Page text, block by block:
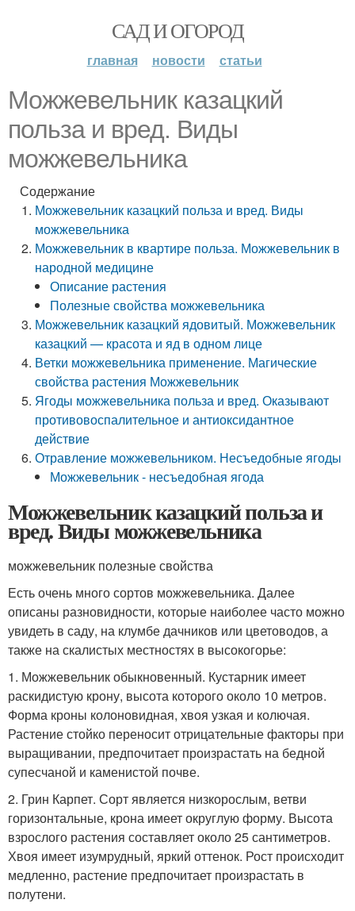
САД И ОГОРОД
главная новости статьи
Можжевельник казацкий
польза и вред. Виды
можжевельника
Содержание
Можжевельник казацкий польза и вред. Виды
можжевельника
Можжевельник в квартире польза. Можжевельник в
народной медицине
Описание растения
Полезные свойства можжевельника
Можжевельник казацкий ядовитый. Можжевельник
казацкий — красота и яд в одном лице
Ветки можжевельника применение. Магические
свойства растения Можжевельник
Ягоды можжевельника польза и вред. Оказывают
противовоспалительное и антиоксидантное
действие
Отравление можжевельником. Несъедобные ягоды
Можжевельник - несъедобная ягода
Можжевельник казацкий польза и
вред. Виды можжевельника
можжевельник полезные свойства
Есть очень много сортов можжевельника. Далее
описаны разновидности, которые наиболее часто можно
увидеть в саду, на клумбе дачников или цветоводов, а
также на скалистых местностях в высокогорье:
1. Можжевельник обыкновенный. Кустарник имеет
раскидистую крону, высота которого около 10 метров.
Форма кроны колоновидная, хвоя узкая и колючая.
Растение стойко переносит отрицательные факторы при
выращивании, предпочитает произрастать на бедной
супесчаной и каменистой почве.
2. Грин Карпет. Сорт является низкорослым, ветви
горизонтальные, крона имеет округлую форму. Высота
взрослого растения составляет около 25 сантиметров.
Хвоя имеет изумрудный, яркий оттенок. Рост происходит
медленно, растение предпочитает произрастать в
полутени.